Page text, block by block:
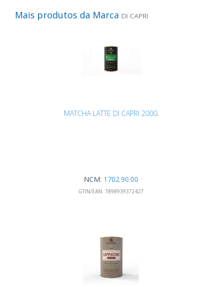
Mais produtos da Marca DI CAPRI
MATCHA LATTE DI CAPRI 200G
NCM: 1702.90.00
GTIN/EAN: 7898939372427